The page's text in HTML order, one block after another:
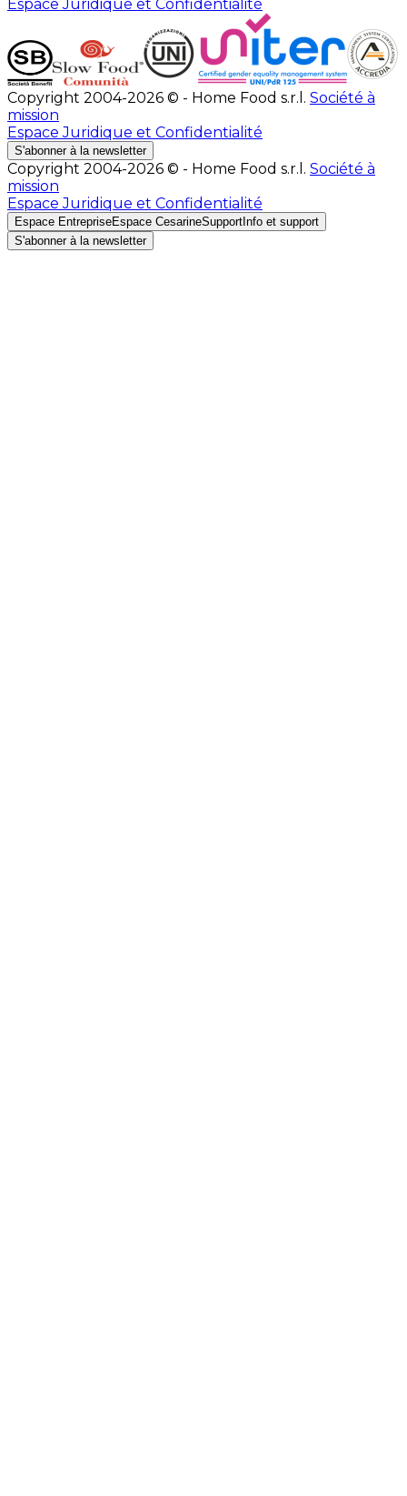
Espace Juridique et Confidentialité
Copyright 2004-2026 © - Home Food s.r.l. Société à
mission
Espace Juridique et Confidentialité
S'abonner à la newsletter
Copyright 2004-2026 © - Home Food s.r.l. Société à
mission
Espace Juridique et Confidentialité
Espace EntrepriseEspace CesarineSupport Info et support
S'abonner à la newsletter